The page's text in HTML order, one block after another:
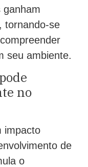
ganham
tornando-se
seu ambiente.
no
impacto
de
o